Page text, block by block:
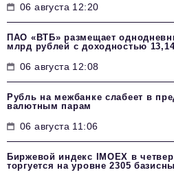
06 августа 12:20
ПАО «ВТБ» размещает
млрд рублей с доходностью
06 августа 12:08
Рубль на межбанке слабеет в
валютным парам
06 августа 11:06
Биржевой индекс IMOEX в
торгуется на уровне 2305